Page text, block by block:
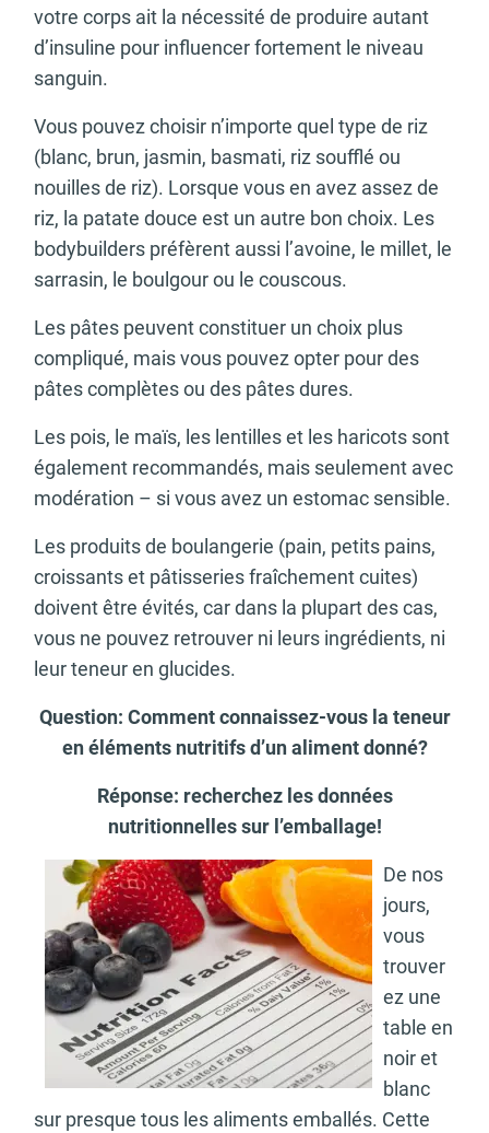
votre corps ait la nécessité de produire autant
d’insuline pour influencer fortement le niveau
sanguin.
Vous pouvez choisir n’importe quel type de riz
(blanc, brun, jasmin, basmati, riz soufflé ou
nouilles de riz). Lorsque vous en avez assez de
riz, la patate douce est un autre bon choix. Les
bodybuilders préfèrent aussi l’avoine, le millet, le
sarrasin, le boulgour ou le couscous.
Les pâtes peuvent constituer un choix plus
compliqué, mais vous pouvez opter pour des
pâtes complètes ou des pâtes dures.
Les pois, le maïs, les lentilles et les haricots sont
également recommandés, mais seulement avec
modération – si vous avez un estomac sensible.
Les produits de boulangerie (pain, petits pains,
croissants et pâtisseries fraîchement cuites)
doivent être évités, car dans la plupart des cas,
vous ne pouvez retrouver ni leurs ingrédients, ni
leur teneur en glucides.
Question: Comment connaissez-vous la teneur
en éléments nutritifs d’un aliment donné?
Réponse: recherchez les données
nutritionnelles sur l’emballage!
De nos
jours,
vous
trouver
ez une
table en
noir et
blanc
sur presque tous les aliments emballés. Cette